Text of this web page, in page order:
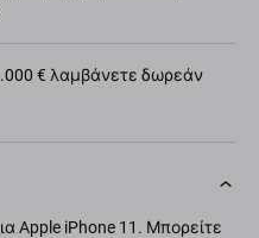
€ λαμβάνετε δωρεάν
Apple iPhone 11. Μπορείτε